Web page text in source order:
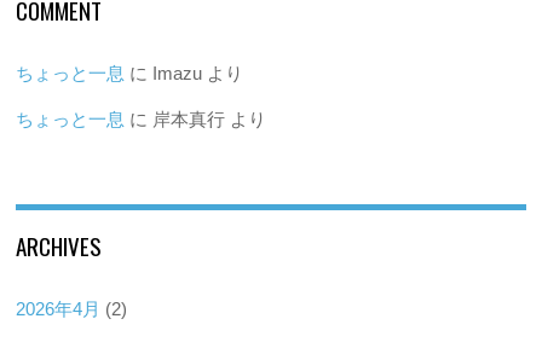
COMMENT
ちょっと一息 に Imazu より
ちょっと一息 に 岸本真行 より
ARCHIVES
2026年4月 (2)